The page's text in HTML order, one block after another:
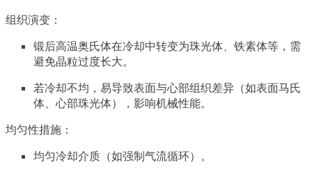
组织演变：
锻后高温奥氏体在冷却中转变为珠光体、铁素体等，需
避免晶粒过度长大。
若冷却不均，易导致表面与心部组织差异（如表面马氏
体、心部珠光体），影响机械性能。
均匀性措施：
均匀冷却介质（如强制气流循环）。